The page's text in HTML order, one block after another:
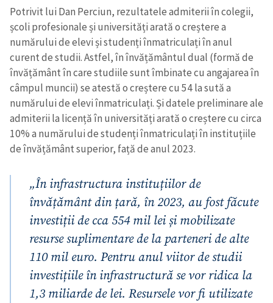
Potrivit lui Dan Perciun, rezultatele admiterii în colegii,
școli profesionale și universități arată o creștere a
numărului de elevi și studenți înmatriculați în anul
curent de studii. Astfel, în învățământul dual (formă de
învățământ în care studiile sunt îmbinate cu angajarea în
câmpul muncii) se atestă o creștere cu 54 la sută a
numărului de elevi înmatriculați. Și datele preliminare ale
admiterii la licență în universități arată o creștere cu circa
10% a numărului de studenți înmatriculați în instituțiile
de învățământ superior, față de anul 2023.
„În infrastructura instituțiilor de
învățământ din țară, în 2023, au fost făcute
investiții de cca 554 mil lei și mobilizate
resurse suplimentare de la parteneri de alte
110 mil euro. Pentru anul viitor de studii
investițiile în infrastructură se vor ridica la
1,3 miliarde de lei. Resursele vor fi utilizate